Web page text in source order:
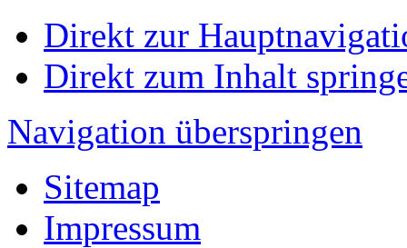
Direkt zur
Direkt zum Inhalt
Navigation überspringen
Sitemap
Impressum